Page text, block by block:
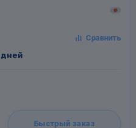
дней
Быстрый заказ